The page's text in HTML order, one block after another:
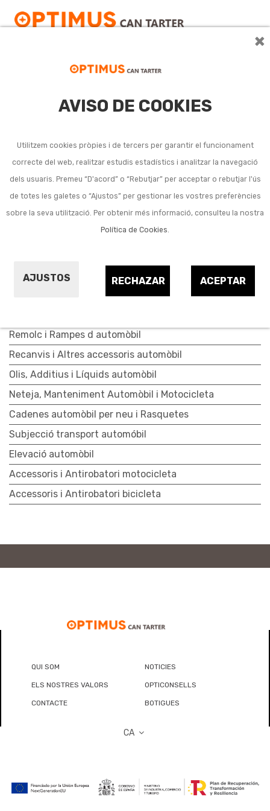
×
AVISO DE COOKIES
Utilitzem cookies pròpies i de tercers per garantir el funcionament
correcte del web, realitzar estudis estadístics i analitzar la navegació
dels usuaris. Premeu “D'acord” o “Rebutjar” per acceptar o rebutjar l'ús
de totes les galetes o “Ajustos” per gestionar les vostres preferències
sobre la seva utilització. Per obtenir més informació, consulteu la nostra
Política de Cookies
AJUSTOS ACEPTAR
RECHAZAR
Ver más
Subcategories
Tanques per pàrquing
Compressors i Aspiradors automòbil
Catifes, Cortines i Fundes d automòbil
Remolc i Rampes d automòbil
Recanvis i Altres accessoris automòbil
Olis, Additius i Líquids automòbil
Neteja, Manteniment Automòbil i Motocicleta
Cadenes automòbil per neu i Rasquetes
Subjecció transport automóbil
Elevació automòbil
Accessoris i Antirobatori motocicleta
Accessoris i Antirobatori bicicleta
QUI SOM NOTICIES
ELS NOSTRES VALORS OPTICONSELLS
CONTACTE BOTIGUES
CA